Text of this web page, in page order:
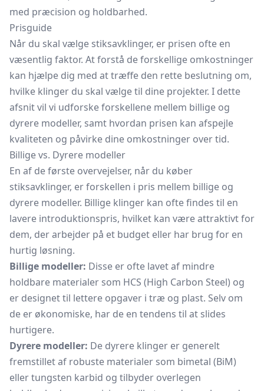
med præcision og holdbarhed.
Prisguide
Når du skal vælge stiksavklinger, er prisen ofte en
væsentlig faktor. At forstå de forskellige omkostninger
kan hjælpe dig med at træffe den rette beslutning om,
hvilke klinger du skal vælge til dine projekter. I dette
afsnit vil vi udforske forskellene mellem billige og
dyrere modeller, samt hvordan prisen kan afspejle
kvaliteten og påvirke dine omkostninger over tid.
Billige vs. Dyrere modeller
En af de første overvejelser, når du køber
stiksavklinger, er forskellen i pris mellem billige og
dyrere modeller. Billige klinger kan ofte findes til en
lavere introduktionspris, hvilket kan være attraktivt for
dem, der arbejder på et budget eller har brug for en
hurtig løsning.
Billige modeller: Disse er ofte lavet af mindre
holdbare materialer som HCS (High Carbon Steel) og
er designet til lettere opgaver i træ og plast. Selv om
de er økonomiske, har de en tendens til at slides
hurtigere.
Dyrere modeller: De dyrere klinger er generelt
fremstillet af robuste materialer som bimetal (BiM)
eller tungsten karbid og tilbyder overlegen